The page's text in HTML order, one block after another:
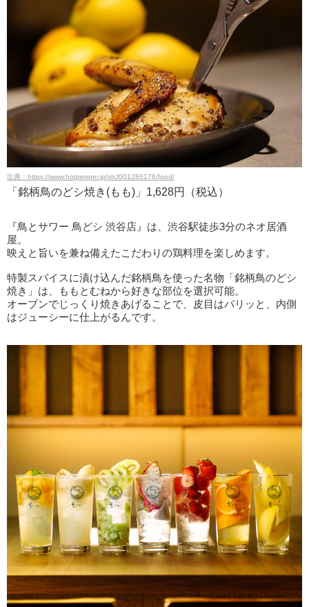
出典：https://www.hotpepper.jp/strJ001286176/food/
「銘柄鳥のどシ焼き(もも)」1,628円（税込）
『鳥とサワー 鳥どシ 渋谷店』は、渋谷駅徒歩3分のネオ居酒
屋。
映えと旨いを兼ね備えたこだわりの鶏料理を楽しめます。
特製スパイスに漬け込んだ銘柄鳥を使った名物「銘柄鳥のどシ
焼き」は、ももとむねから好きな部位を選択可能。
オーブンでじっくり焼きあげることで、皮目はパリッと、内側
はジューシーに仕上がるんです。